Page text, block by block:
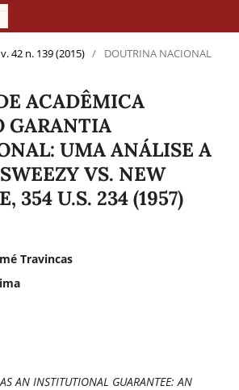
v. 42 n. 139 (2015) / DOUTRINA NACIONAL
ACADÊMICA
GARANTIA
UMA ANÁLISE A
VS. NEW
354 U.S. 234 (1957)
Travincas
AN INSTITUTIONAL GUARANTEE: AN